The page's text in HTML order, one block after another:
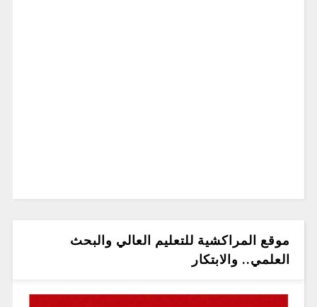
موقع المراكشية للتعليم العالي والبحث
العلمي.. والابتكار